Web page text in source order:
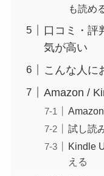
も読め
口コミ・評
気が高い
こんな人に
Amazon /
試し読
Kindle
える